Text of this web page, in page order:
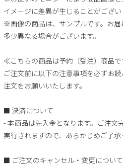
イメージに差異が生じることがござい
※画像の商品は、サンプルです。お
多少異なる場合がございます。
≪こちらの商品は予約（受注）商品
ご注文前に以下の注意事項を必ずお
注文をお願いいたします。
■ 決済について
- 本商品は先入金となります。ご注文
実行されますので、あらかじめご了承
■ ご注文のキャンセル・変更について